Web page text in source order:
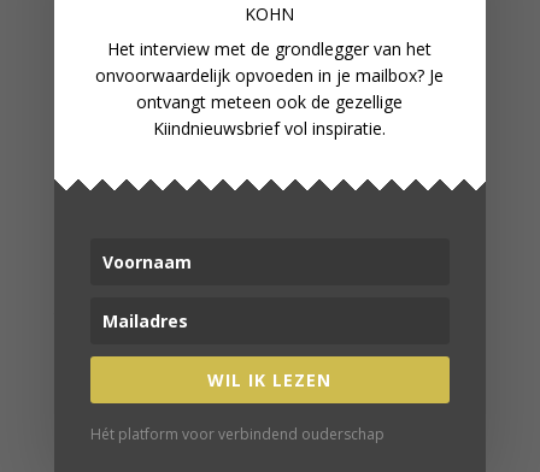
WORD LID
In onze fijne online community
verbind je met gelijkgestemden
WORD LID VAN ONZE
VERDER LEZEN
KOHN
Het interview met de grondlegger van het
onvoorwaardelijk opvoeden in je mailbox? Je
ontvangt meteen ook de gezellige
Kiindnieuwsbrief vol inspiratie.
WIL IK LEZEN
Hét platform voor verbindend ouderschap